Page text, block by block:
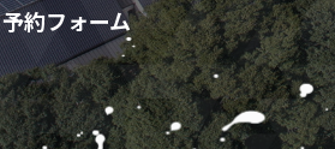
予約フォーム